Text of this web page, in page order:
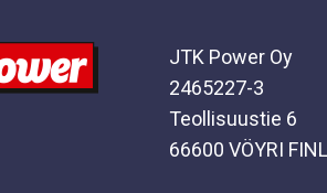
JTK Power Oy
2465227-3
Teollisuustie 6
66600 VÖYRI